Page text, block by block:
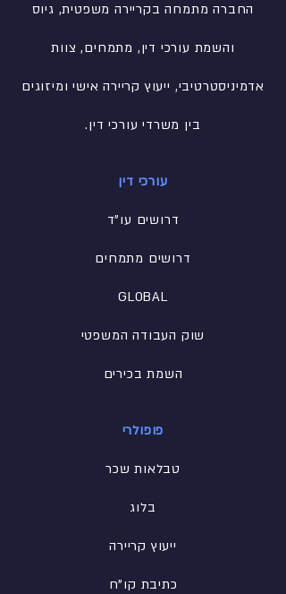
החברה מתמחה בקריירה משפטית, גיוס
והשמת עורכי דין, מתמחים, צוות
אדמיניסטרטיבי, ייעוץ קריירה אישי ומיזוגים
בין משרדי עורכי דין.
עורכי דין
דרושים עו"ד
דרושים מתמחים
GLOBAL
שוק העבודה המשפטי
השמת בכירים
פופולרי
טבלאות שכר
בלוג
ייעוץ קריירה
כתיבת קו"ח